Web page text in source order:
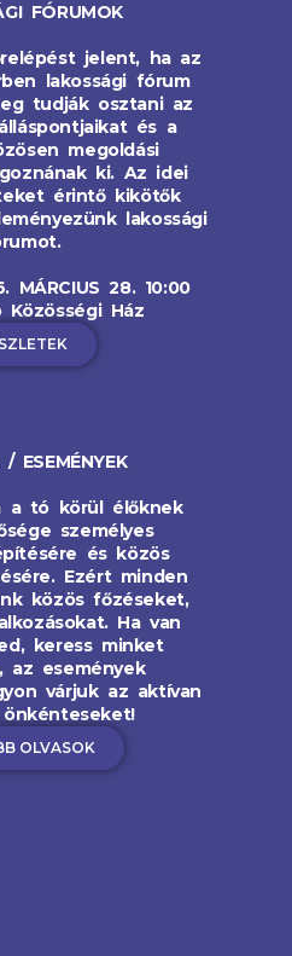
FÓRUMOK
jelent, ha az
lakossági fórum
tudják osztani az
és a
megoldási
ki. Az idei
érintő kikötők
lakossági
MÁRCIUS 28. 10:00
Közösségi Ház
/ ESEMÉNYEK
a tó körül élőknek
személyes
és közös
Ezért minden
közös főzéseket,
Ha van
keress minket
az események
várjuk az aktívan
OLVASOK